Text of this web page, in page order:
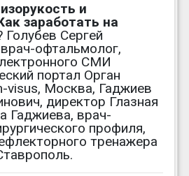
и
заработать на
Голубев Сергей
офтальмолог,
СМИ
портал Орган
visus, Москва, Гаджиев
директор Глазная
Гаджиева, врач-
профиля,
тренажера